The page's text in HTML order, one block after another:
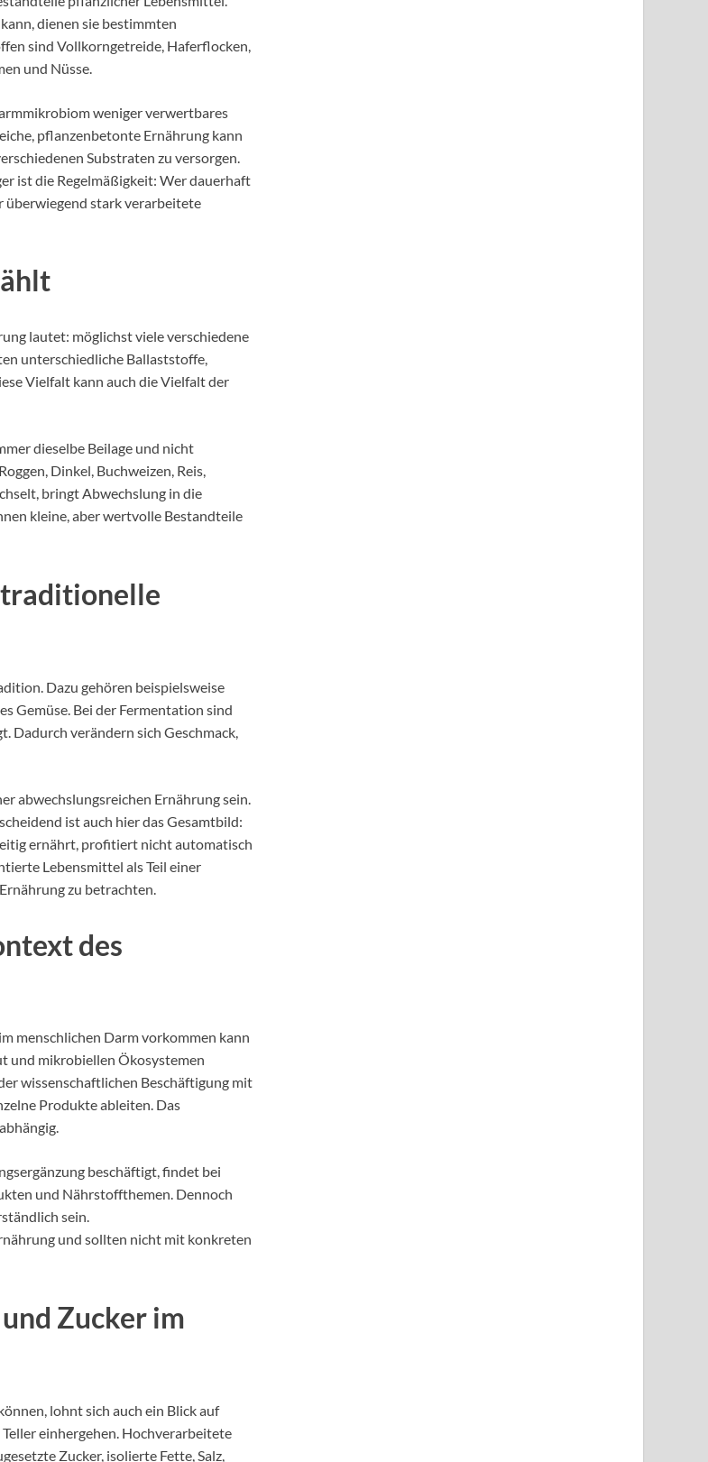
dienen sie bestimmten
sind Vollkorngetreide, Haferflocken,
und Nüsse.
weniger verwertbares
pflanzenbetonte Ernährung kann
Substraten zu versorgen.
ist die Regelmäßigkeit: Wer dauerhaft
überwiegend stark verarbeitete
lautet: möglichst viele verschiedene
unterschiedliche Ballaststoffe,
Vielfalt kann auch die Vielfalt der
dieselbe Beilage und nicht
Dinkel, Buchweizen, Reis,
bringt Abwechslung in die
kleine, aber wertvolle Bestandteile
Dazu gehören beispielsweise
Gemüse. Bei der Fermentation sind
verändern sich Geschmack,
abwechslungsreichen Ernährung sein.
ist auch hier das Gesamtbild:
ernährt, profitiert nicht automatisch
Lebensmittel als Teil einer
zu betrachten.
des
menschlichen Darm vorkommen kann
und mikrobiellen Ökosystemen
wissenschaftlichen Beschäftigung mit
Produkte ableiten. Das
beschäftigt, findet bei
und Nährstoffthemen. Dennoch
sein.
und sollten nicht mit konkreten
Zucker im
lohnt sich auch ein Blick auf
einhergehen. Hochverarbeitete
Zucker, isolierte Fette, Salz,